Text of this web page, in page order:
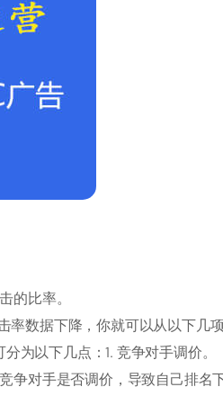
的比率。
数据下降，你就可以从以下几项
为以下几点：1. 竞争对手调价。
争对手是否调价，导致自己排名